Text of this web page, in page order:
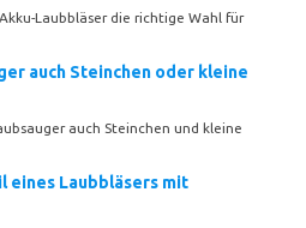
Laubbläser die richtige Wahl für
auch Steinchen oder kleine
auch Steinchen und kleine
eines Laubbläsers mit